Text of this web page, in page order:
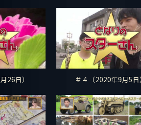
26日） ＃４（2020年9月5